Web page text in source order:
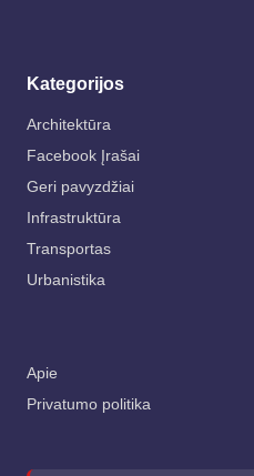
Kategorijos
Architektūra
Facebook Įrašai
Geri pavyzdžiai
Infrastruktūra
Transportas
Urbanistika
Apie
Privatumo politika